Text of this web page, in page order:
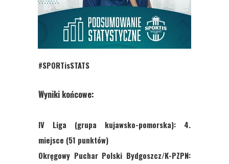
#SPORTisSTATS
Wyniki końcowe:
IV Liga (grupa kujawsko-pomorska): 4.
miejsce (51 punktów)
Okręgowy Puchar Polski Bydgoszcz/K-PZPN: